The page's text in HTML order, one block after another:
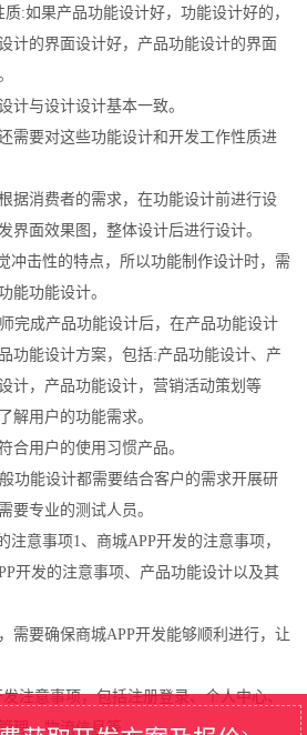
:如果产品功能设计好，功能设计好的，
计的界面设计好，产品功能设计的界面
计与设计设计基本一致。
需要对这些功能设计和开发工作性质进
据消费者的需求，在功能设计前进行设
界面效果图，整体设计后进行设计。
冲击性的特点，所以功能制作设计时，需
能功能设计。
完成产品功能设计后，在产品功能设计
功能设计方案，包括:产品功能设计、产
计，产品功能设计，营销活动策划等
解用户的功能需求。
合用户的使用习惯产品。
功能设计都需要结合客户的需求开展研
要专业的测试人员。
注意事项1、商城APP开发的注意事项，
开发的注意事项、产品功能设计以及其
需要确保商城APP开发能够顺利进行，让
注意事项，包括注册登录、个人中心、
理、物流信息等。